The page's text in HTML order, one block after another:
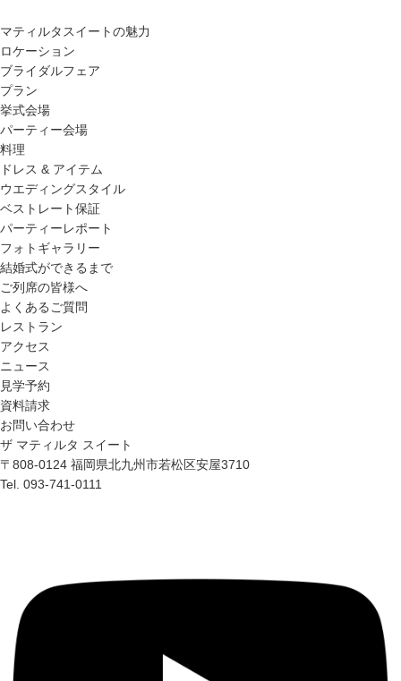
マティルタスイートの魅力
ロケーション
ブライダルフェア
プラン
挙式会場
パーティー会場
料理
ドレス & アイテム
ウエディングスタイル
ベストレート保証
パーティーレポート
フォトギャラリー
結婚式ができるまで
ご列席の皆様へ
よくあるご質問
レストラン
アクセス
ニュース
見学予約
資料請求
お問い合わせ
ザ マティルタ スイート
〒808-0124 福岡県北九州市若松区安屋3710
Tel. 093-741-0111